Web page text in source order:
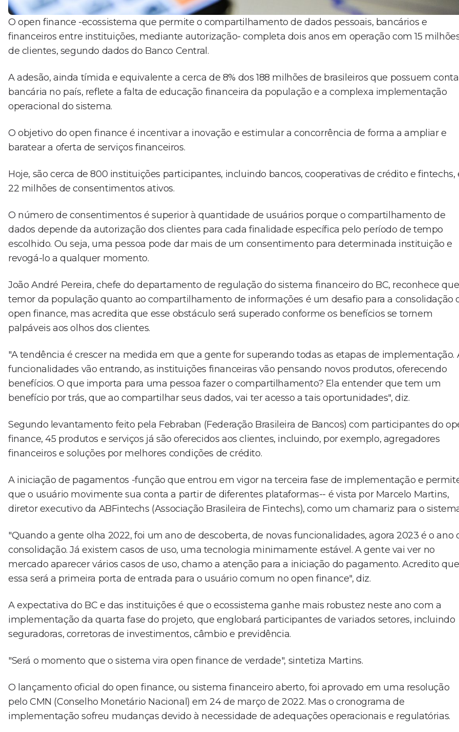
O open finance -ecossistema que permite o compartilhamento de dados pessoais, bancários e
financeiros entre instituições, mediante autorização- completa dois anos em operação com 15
de clientes, segundo dados do Banco Central.
A adesão, ainda tímida e equivalente a cerca de 8% dos 188 milhões de brasileiros que possuem conta
bancária no país, reflete a falta de educação financeira da população e a complexa implementação
operacional do sistema.
O objetivo do open finance é incentivar a inovação e estimular a concorrência de forma a ampliar e
baratear a oferta de serviços financeiros.
Hoje, são cerca de 800 instituições participantes, incluindo bancos, cooperativas de crédito e fintechs,
22 milhões de consentimentos ativos.
O número de consentimentos é superior à quantidade de usuários porque o compartilhamento de
dados depende da autorização dos clientes para cada finalidade específica pelo período de tempo
escolhido. Ou seja, uma pessoa pode dar mais de um consentimento para determinada instituição e
revogá-lo a qualquer momento.
João André Pereira, chefe do departamento de regulação do sistema financeiro do BC, reconhece
temor da população quanto ao compartilhamento de informações é um desafio para a consolidação
open finance, mas acredita que esse obstáculo será superado conforme os benefícios se tornem
palpáveis aos olhos dos clientes.
"A tendência é crescer na medida em que a gente for superando todas as etapas de implementação.
funcionalidades vão entrando, as instituições financeiras vão pensando novos produtos, oferecendo
benefícios. O que importa para uma pessoa fazer o compartilhamento? Ela entender que tem um
benefício por trás, que ao compartilhar seus dados, vai ter acesso a tais oportunidades", diz.
Segundo levantamento feito pela Febraban (Federação Brasileira de Bancos) com participantes do
finance, 45 produtos e serviços já são oferecidos aos clientes, incluindo, por exemplo, agregadores
financeiros e soluções por melhores condições de crédito.
A iniciação de pagamentos -função que entrou em vigor na terceira fase de implementação e
que o usuário movimente sua conta a partir de diferentes plataformas-- é vista por Marcelo Martins,
diretor executivo da ABFintechs (Associação Brasileira de Fintechs), como um chamariz para o
"Quando a gente olha 2022, foi um ano de descoberta, de novas funcionalidades, agora 2023 é o ano
consolidação. Já existem casos de uso, uma tecnologia minimamente estável. A gente vai ver no
mercado aparecer vários casos de uso, chamo a atenção para a iniciação do pagamento. Acredito que
essa será a primeira porta de entrada para o usuário comum no open finance", diz.
A expectativa do BC e das instituições é que o ecossistema ganhe mais robustez neste ano com a
implementação da quarta fase do projeto, que englobará participantes de variados setores, incluindo
seguradoras, corretoras de investimentos, câmbio e previdência.
"Será o momento que o sistema vira open finance de verdade", sintetiza Martins.
O lançamento oficial do open finance, ou sistema financeiro aberto, foi aprovado em uma resolução
pelo CMN (Conselho Monetário Nacional) em 24 de março de 2022. Mas o cronograma de
implementação sofreu mudanças devido à necessidade de adequações operacionais e regulatórias.